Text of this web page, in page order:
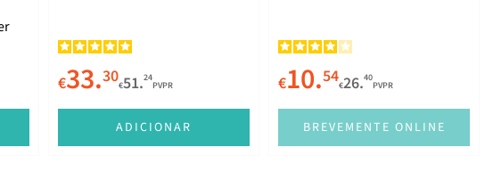
€33.30€51.24
PVPR
ADICIONAR
€10.54€26.40
PVPR
BREVEMENTE ONLINE